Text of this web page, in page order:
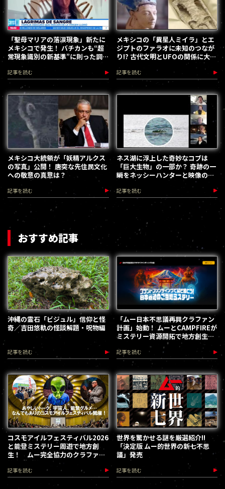
「聖母マリアの落涙現象」新たに
メキシコで発生！ バチカンも“超
常現象識別の新基準”に則った調
査を開始！
記事を読む
メキシコの「異星人ミイラ」とエ
ジプトのファラオに未知のつなが
り!? 古代文明とUFOの関係に大き
記事を読む
メキシコ大統領が「妖精アルクス
の写真」公開！ 唐突な先住民文化
への敬意の真意は？
記事を読む
ネス湖に浮上した奇妙なコブは
「巨大生物」の一部か？ 奇跡の一
瞬をネッシーハンターと映像の専
門家が検証／ネス湖現地レポート
記事を読む
おすすめ記事
沖縄の霊石「ビジュル」信仰と怪
奇／吉田悠軌の怪談解題・呪物編
記事を読む
「ムー日本不思議再興クラファン
計画」始動！ ムーとCAMPFIREが
ミステリー資源開拓で地方創生を
記事を読む
コスモアイルフェスティバル2026
と能登ミステリー周遊で地方創
生！ ムー完全協力のクラファン
第３弾が始動
記事を読む
世界を驚かせる謎を厳選紹介!!
「決定版 ムー的世界の新七不思
議」発売
記事を読む